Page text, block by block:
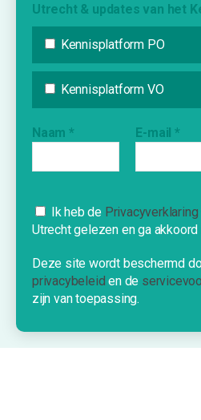
Agenda
Inspiratie
Vraag & Aanbod
Bijdrage indienen
Inschrijven nieuwsbrief
Over Cultuur & School Utrecht
Nieuwe school?
Cookies
Deze website gebruikt cookies
OK!
Utrecht & updates van het
Kennisplatform PO
Kennisplatform VO
Naam * E-mail *
Ik heb de Privacyverklaring
Utrecht gelezen en ga
Deze site wordt beschermd
privacybeleid en de
zijn van toepassing.